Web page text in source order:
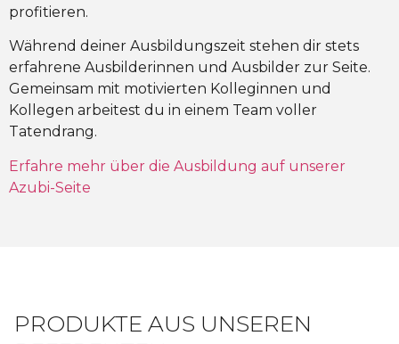
profitieren.
Während deiner Ausbildungszeit stehen dir stets
erfahrene Ausbilderinnen und Ausbilder zur Seite.
Gemeinsam mit motivierten Kolleginnen und
Kollegen arbeitest du in einem Team voller
Tatendrang.
Erfahre mehr über die Ausbildung auf unserer
Azubi-Seite
PRODUKTE AUS UNSEREN